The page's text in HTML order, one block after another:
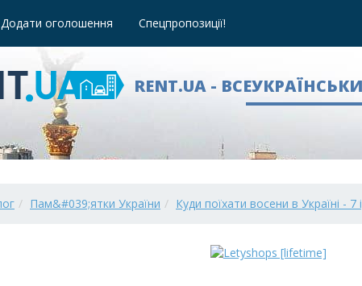
Додати оголошення Спецпропозиції!
RENT.UA -
Пам&#039;ятки України Куди поїхати восени в Україні -